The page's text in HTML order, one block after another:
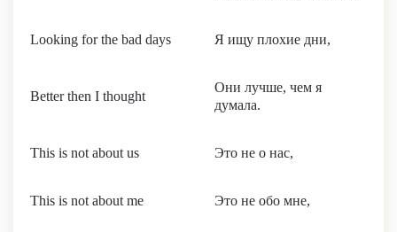
Looking for the bad days Я ищу плохие дни,
Better then I thought
Они лучше, чем я
думала.
This is not about us Это не о нас,
This is not about me Это не обо мне,